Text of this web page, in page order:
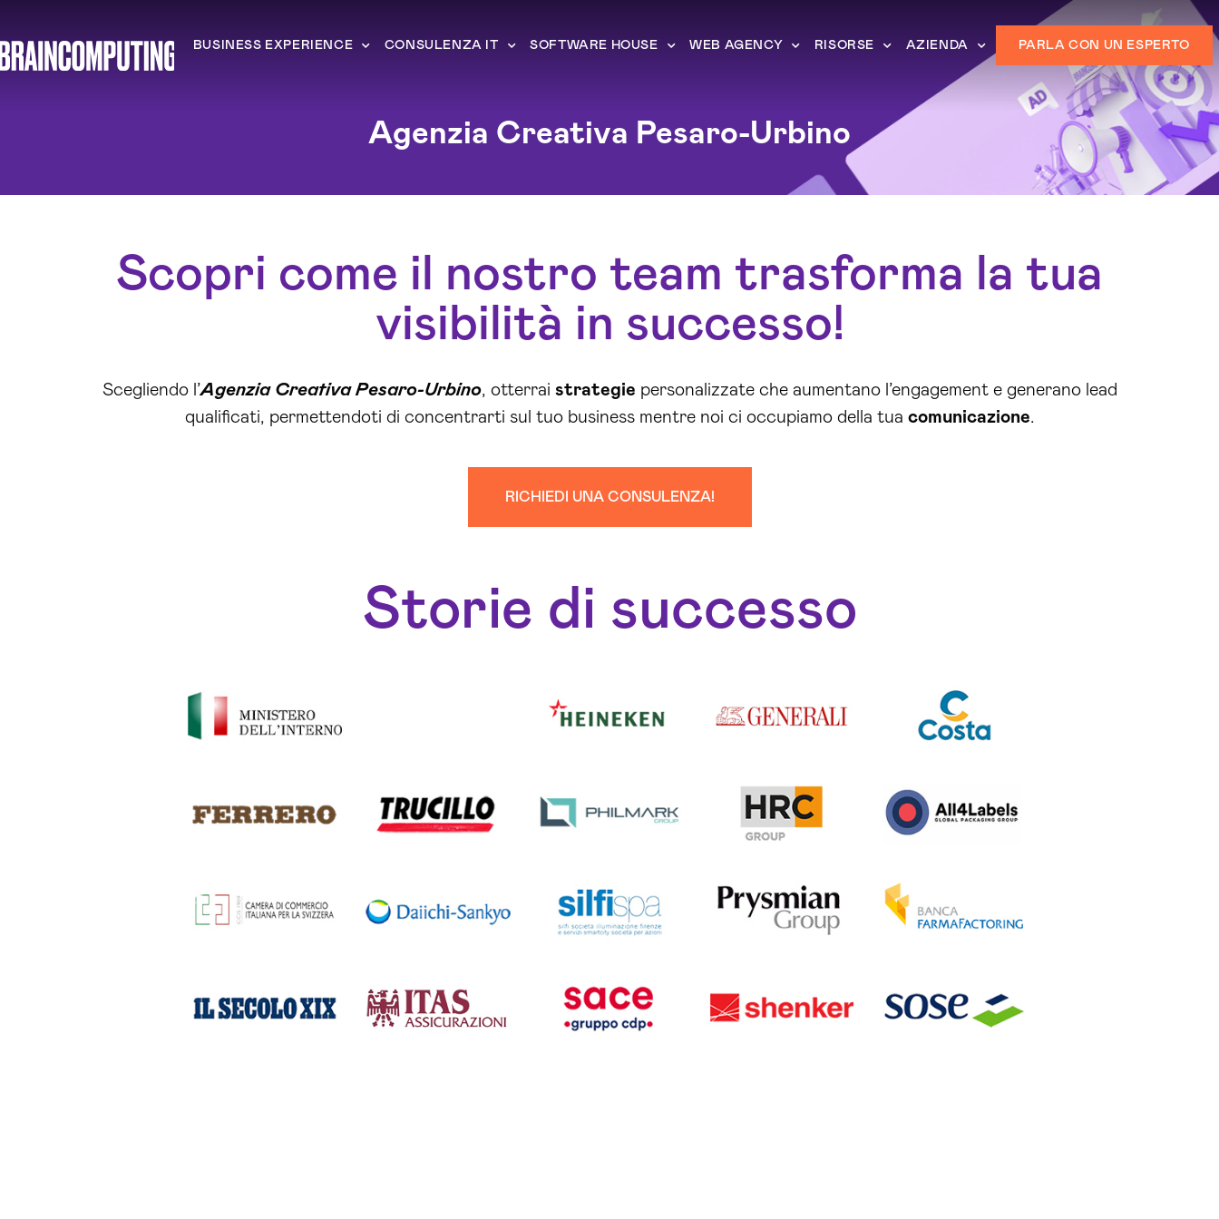
BUSINESS EXPERIENCE CONSULENZA IT SOFTWARE HOUSE WEB AGENCY RISORSE AZIENDA PARLA CON UN ESPERTO
Agenzia Creativa Pesaro-Urbino
Scopri come il nostro team trasforma la tua
visibilità in successo!
Scegliendo l’Agenzia Creativa Pesaro-Urbino, otterrai strategie personalizzate che aumentano l’engagement e generano lead
qualificati, permettendoti di concentrarti sul tuo business mentre noi ci occupiamo della tua comunicazione.
RICHIEDI UNA CONSULENZA!
Storie di successo